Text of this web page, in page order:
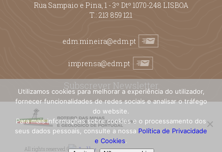
Rua Sampaio e Pina, 1 - 3º Dtº 1070-248 LISBOA
T.: 213 859 121
edm.mineira@edm.pt
imprensa@edm.pt
Subscrever Newsletter
All rights reserved ©
Utilizamos cookies para melhorar a experiência do utilizador,
fornecer funcionalidades de redes sociais e analisar o tráfego
do website.
Para mais informações sobre cookies e o processamento dos
seus dados pessoais, consulte a nossa Política de Privacidade
e Cookies.